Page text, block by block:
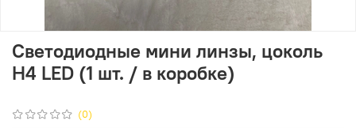
(0)
Светодиодные мини линзы, цоколь
H4 LED (1 шт. / в коробке)